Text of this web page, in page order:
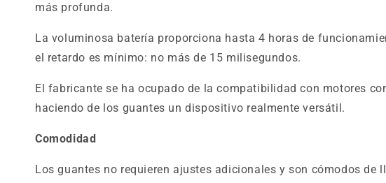
más profunda.
La voluminosa batería proporciona hasta 4 horas de
el retardo es mínimo: no más de 15 milisegundos.
El fabricante se ha ocupado de la compatibilidad con motores
haciendo de los guantes un dispositivo realmente versátil.
Comodidad
Los guantes no requieren ajustes adicionales y son cómodos de